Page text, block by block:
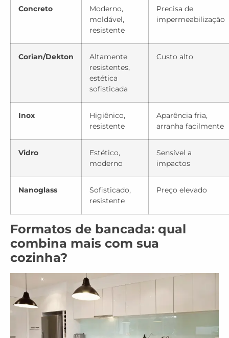
Concreto
Moderno,
moldável,
resistente
Precisa de
impermeabilização
Corian/Dekton
Altamente
resistentes,
estética
sofisticada
Custo alto
Inox
Higiênico,
resistente
Aparência fria,
arranha facilmente
Vidro
Estético,
moderno
Sensível a
impactos
Nanoglass
Sofisticado,
resistente
Preço elevado
Formatos de bancada: qual
combina mais com sua
cozinha?